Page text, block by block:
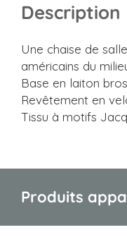
Description
Une chaise de
américains du
Base en laiton
Revêtement en
Tissu à motifs
Produits